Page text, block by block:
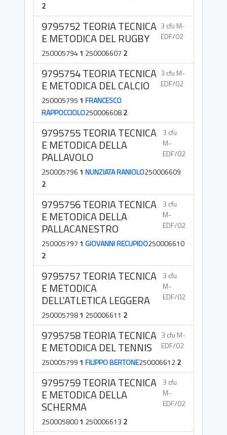
2
9795752 TEORIA TECNICA
E METODICA DEL RUGBY
3 cfu M-
EDF/02
2500057941 250006607 2
9795754 TEORIA TECNICA
E METODICA DEL CALCIO
3 cfu M-
EDF/02
250005795 1 FRANCESCO
RAPPOCCIOLO2500066082
9795755 TEORIA TECNICA
E METODICA DELLA
PALLAVOLO
3 cfu
M-
EDF/02
250005796 1 NUNZIATA RANIOLO250006609
2
9795756 TEORIA TECNICA
E METODICA DELLA
PALLACANESTRO
3 cfu
M-
EDF/02
250005797 1 GIOVANNI RECUPIDO250006610
2
9795757 TEORIA TECNICA
E METODICA
DELL'ATLETICA LEGGERA
3 cfu
M-
EDF/02
2500057981 250006611 2
9795758 TEORIA TECNICA
E METODICA DEL TENNIS
3 cfu M-
EDF/02
250005799 1 FILIPPO BERTONE2500066122
9795759 TEORIA TECNICA
E METODICA DELLA
SCHERMA
3 cfu
M-
EDF/02
2500058001 250006613 2